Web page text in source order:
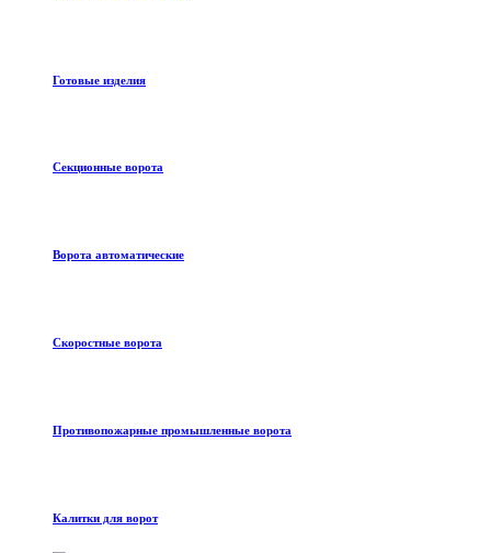
Готовые изделия
Секционные ворота
Ворота автоматические
Скоростные ворота
Противопожарные промышленные ворота
Калитки для ворот